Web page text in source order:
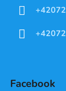
Facebook